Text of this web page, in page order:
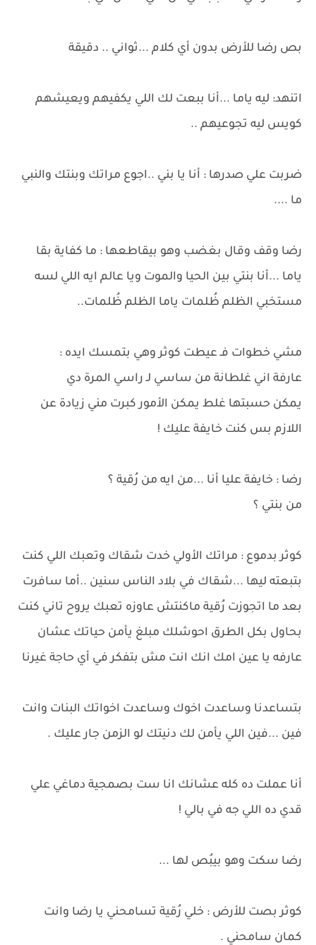
بص رضا للأرض بدون أي كلام ...ثواني .. دقيقة
اتنهد: ليه ياما ...أنا ببعت لك اللي يكفيهم ويعيشهم
كويس ليه تجوعيهم ..
ضربت علي صدرها : أنا يا بني ..اجوع مراتك وبنتك والنبي
ما ....
رضا وقف وقال بغضب وهو بيقاطعها : ما كفاية بقا
ياما ...أنا بنتي بين الحيا والموت ويا عالم ايه اللي لسه
مستخبي الظلم ظُلمات ياما الظلم ظُلمات..
مشي خطوات فـ عيطت كوثر وهي بتمسك ايده :
عارفة اني غلطانة من ساسي لـ راسي المرة دي
يمكن حسبتها غلط يمكن الأمور كبرت مني زيادة عن
اللازم بس كنت خايفة عليك !
رضا : خايفة عليا أنا ...من ايه من رُقية ؟
من بنتي ؟
كوثر بدموع : مراتك الأولي خدت شقاك وتعبك اللي كنت
بتبعته ليها ...شقاك في بلاد الناس سنين ..أما سافرت
بعد ما اتجوزت رُقية ماكنتش عاوزه تعبك يروح تاني كنت
بحاول بكل الطرق احوشلك مبلغ يأمن حياتك عشان
عارفه يا عين امك انك انت مش بتفكر في أي حاجة غيرنا
بتساعدنا وساعدت اخوك وساعدت اخواتك البنات وانت
فين ...فين اللي يأمن لك دنيتك لو الزمن جار عليك .
أنا عملت ده كله عشانك انا ست بصمجية دماغي علي
قدي ده اللي جه في بالي !
رضا سكت وهو بيبُص لها ...
كوثر بصت للأرض : خلي رُقية تسامحني يا رضا وانت
كمان سامحني .